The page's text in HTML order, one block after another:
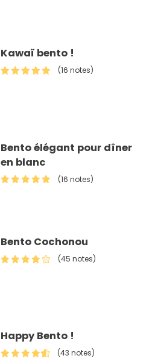
Kawaï bento !
(16 notes)
Bento élégant pour dîner
en blanc
(16 notes)
Bento Cochonou
(45 notes)
Happy Bento !
(43 notes)